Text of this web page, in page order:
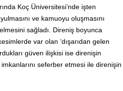
Koç Üniversitesi’nde işten
ve kamuoyu oluşmasını
sağladı. Direniş boyunca
var olan ‘dışarıdan gelen
güven ilişkisi ise direnişin
seferber etmesi ile direnişin